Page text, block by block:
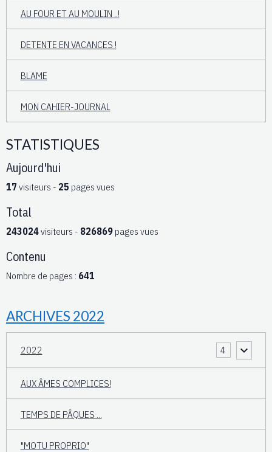
AU FOUR ET AU MOULIN ..!
DETENTE EN VACANCES !
BLAME
MON CAHIER-JOURNAL
STATISTIQUES
Aujourd'hui
17 visiteurs - 25 pages vues
Total
243024visiteurs - 826869 pages vues
Contenu
Nombre de pages : 641
ARCHIVES 2022
2022 4
AUX ÂMES COMPLICES!
TEMPS DE PÂQUES ...
"MOTU PROPRIO"